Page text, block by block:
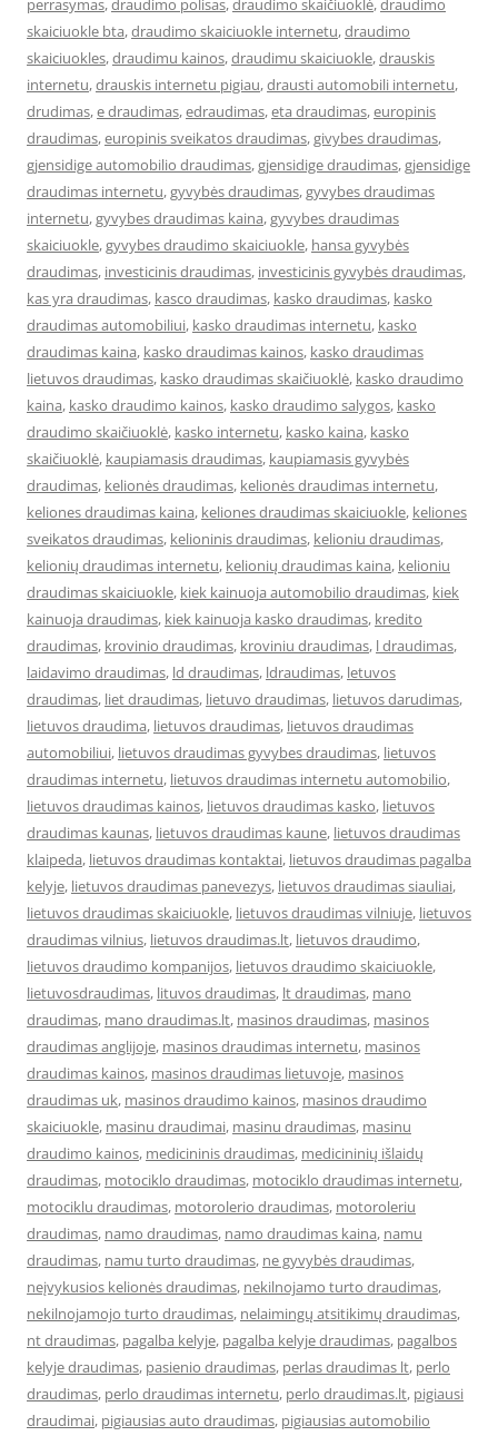
perrasymas,draudimo polisas,draudimo skaičiuoklė,draudimo
skaiciuokle bta,draudimo skaiciuokle internetu,draudimo
skaiciuokles,draudimu kainos,draudimu skaiciuokle,drauskis
internetu,drauskis internetu pigiau,drausti automobili internetu,
drudimas,e draudimas,edraudimas,eta draudimas,europinis
draudimas,europinis sveikatos draudimas,givybes draudimas,
gjensidige automobilio draudimas,gjensidige draudimas,gjensidige
draudimas internetu,gyvybės draudimas,gyvybes draudimas
internetu,gyvybes draudimas kaina,gyvybes draudimas
skaiciuokle,gyvybes draudimo skaiciuokle, hansa gyvybės
draudimas, investicinis draudimas, investicinis gyvybės draudimas,
kas yra draudimas, kasco draudimas, kasko draudimas, kasko
draudimas automobiliui, kasko draudimas internetu, kasko
draudimas kaina, kasko draudimas kainos, kasko draudimas
lietuvos draudimas, kasko draudimas skaičiuoklė, kasko draudimo
kaina, kasko draudimo kainos, kasko draudimo salygos, kasko
draudimo skaičiuoklė, kasko internetu, kasko kaina, kasko
skaičiuoklė, kaupiamasis draudimas, kaupiamasis gyvybės
draudimas, kelionės draudimas, kelionės draudimas internetu,
keliones draudimas kaina, keliones draudimas skaiciuokle, keliones
sveikatos draudimas, kelioninis draudimas, kelioniu draudimas,
kelionių draudimas internetu, kelionių draudimas kaina, kelioniu
draudimas skaiciuokle, kiek kainuoja automobilio draudimas, kiek
kainuoja draudimas, kiek kainuoja kasko draudimas, kredito
draudimas, krovinio draudimas, kroviniu draudimas, l draudimas,
laidavimo draudimas, ld draudimas, ldraudimas, letuvos
draudimas, liet draudimas, lietuvo draudimas, lietuvos darudimas,
lietuvos draudima, lietuvos draudimas, lietuvos draudimas
automobiliui, lietuvos draudimas gyvybes draudimas, lietuvos
draudimas internetu, lietuvos draudimas internetu automobilio,
lietuvos draudimas kainos, lietuvos draudimas kasko, lietuvos
draudimas kaunas, lietuvos draudimas kaune, lietuvos draudimas
klaipeda, lietuvos draudimas kontaktai, lietuvos draudimas pagalba
kelyje, lietuvos draudimas panevezys, lietuvos draudimas siauliai,
lietuvos draudimas skaiciuokle, lietuvos draudimas vilniuje, lietuvos
draudimas vilnius, lietuvos draudimas.lt, lietuvos draudimo,
lietuvos draudimo kompanijos, lietuvos draudimo skaiciuokle,
lietuvosdraudimas, lituvos draudimas, lt draudimas, mano
draudimas, mano draudimas.lt, masinos draudimas, masinos
draudimas anglijoje, masinos draudimas internetu, masinos
draudimas kainos, masinos draudimas lietuvoje, masinos
draudimas uk, masinos draudimo kainos, masinos draudimo
skaiciuokle, masinu draudimai, masinu draudimas, masinu
draudimo kainos, medicininis draudimas, medicininių išlaidų
draudimas, motociklo draudimas, motociklo draudimas internetu,
motociklu draudimas, motorolerio draudimas, motoroleriu
draudimas, namo draudimas, namo draudimas kaina, namu
draudimas, namu turto draudimas, ne gyvybės draudimas,
neįvykusios kelionės draudimas, nekilnojamo turto draudimas,
nekilnojamojo turto draudimas, nelaimingų atsitikimų draudimas,
nt draudimas, pagalba kelyje, pagalba kelyje draudimas, pagalbos
kelyje draudimas, pasienio draudimas, perlas draudimas lt, perlo
draudimas, perlo draudimas internetu, perlo draudimas.lt, pigiausi
draudimai, pigiausias auto draudimas, pigiausias automobilio